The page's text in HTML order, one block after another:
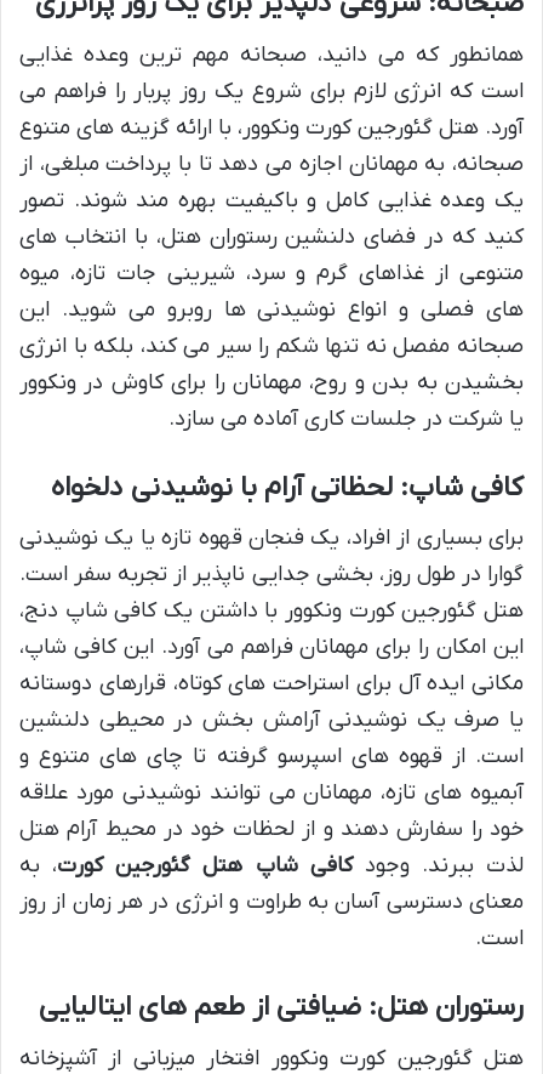
همانطور که می دانید، صبحانه مهم ترین وعده غذایی
است که انرژی لازم برای شروع یک روز پربار را فراهم می
آورد. هتل گئورجین کورت ونکوور، با ارائه گزینه های متنوع
صبحانه، به مهمانان اجازه می دهد تا با پرداخت مبلغی، از
یک وعده غذایی کامل و باکیفیت بهره مند شوند. تصور
کنید که در فضای دلنشین رستوران هتل، با انتخاب های
متنوعی از غذاهای گرم و سرد، شیرینی جات تازه، میوه
های فصلی و انواع نوشیدنی ها روبرو می شوید. این
صبحانه مفصل نه تنها شکم را سیر می کند، بلکه با انرژی
بخشیدن به بدن و روح، مهمانان را برای کاوش در ونکوور
یا شرکت در جلسات کاری آماده می سازد.
کافی شاپ: لحظاتی آرام با نوشیدنی دلخواه
برای بسیاری از افراد، یک فنجان قهوه تازه یا یک نوشیدنی
گوارا در طول روز، بخشی جدایی ناپذیر از تجربه سفر است.
هتل گئورجین کورت ونکوور با داشتن یک کافی شاپ دنج،
این امکان را برای مهمانان فراهم می آورد. این کافی شاپ،
مکانی ایده آل برای استراحت های کوتاه، قرارهای دوستانه
یا صرف یک نوشیدنی آرامش بخش در محیطی دلنشین
است. از قهوه های اسپرسو گرفته تا چای های متنوع و
آبمیوه های تازه، مهمانان می توانند نوشیدنی مورد علاقه
خود را سفارش دهند و از لحظات خود در محیط آرام هتل
لذت ببرند. وجودکافی شاپ هتل گئورجین کورت، به
معنای دسترسی آسان به طراوت و انرژی در هر زمان از روز
است.
رستوران هتل: ضیافتی از طعم های ایتالیایی
هتل گئورجین کورت ونکوور افتخار میزبانی از آشپزخانه